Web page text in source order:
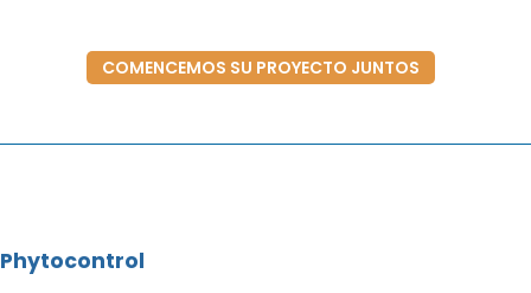
COMENCEMOS SU PROYECTO JUNTOS
Phytocontrol